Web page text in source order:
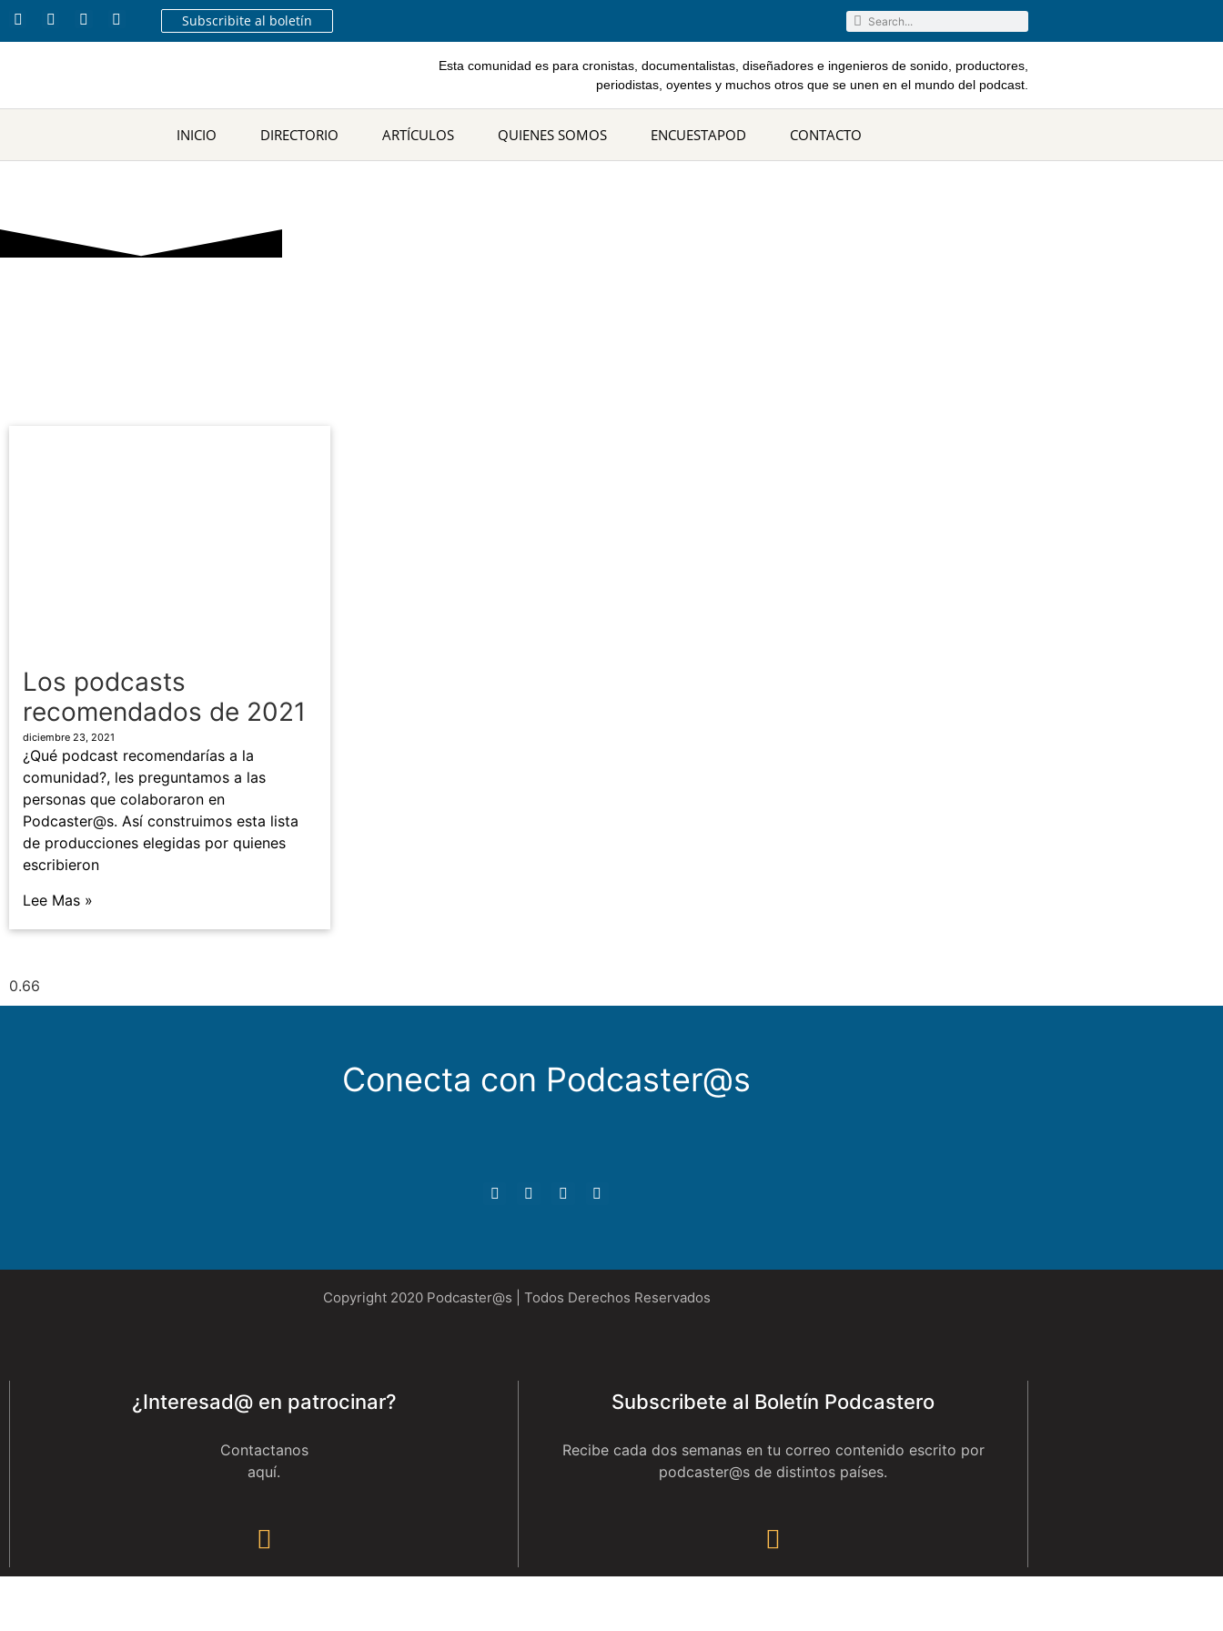
Subscribite al boletín
Esta comunidad es para cronistas, documentalistas, diseñadores e ingenieros de sonido, productores,
periodistas, oyentes y muchos otros que se unen en el mundo del podcast.
INICIO DIRECTORIO ARTÍCULOS QUIENES SOMOS ENCUESTAPOD CONTACTO
Los podcasts
recomendados de 2021
diciembre 23, 2021
¿Qué podcast recomendarías a la
comunidad?, les preguntamos a las
personas que colaboraron en
Podcaster@s. Así construimos esta lista
de producciones elegidas por quienes
escribieron
Lee Mas »
Conecta con Podcaster@s
Copyright 2020 Podcaster@s | Todos Derechos Reservados
¿Interesad@ en patrocinar?
Contactanos
aquí.
Subscribete al Boletín Podcastero
Recibe cada dos semanas en tu correo contenido escrito por
podcaster@s de distintos países.